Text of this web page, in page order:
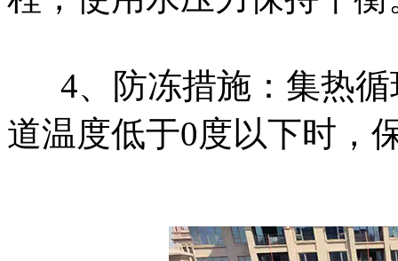
4、防冻措施：集热
道温度低于0度以下时，